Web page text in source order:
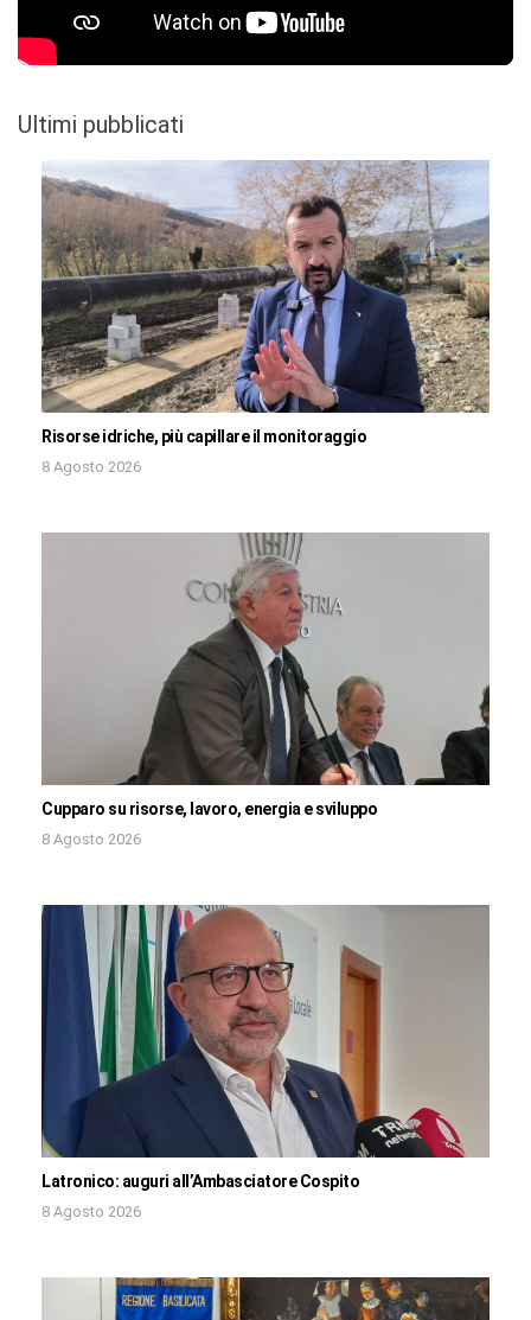
Ultimi pubblicati
Risorse idriche, più capillare il monitoraggio
8 Agosto 2026
Cupparo su risorse, lavoro, energia e sviluppo
8 Agosto 2026
Latronico: auguri all’Ambasciatore Cospito
8 Agosto 2026